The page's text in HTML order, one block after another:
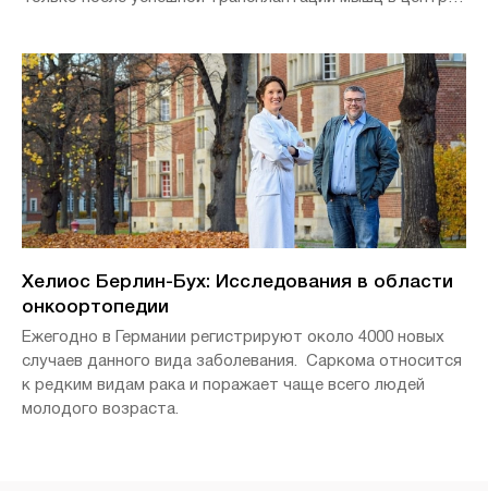
следующим соревнованиям по триатлону. Мы
встретились с ним на интервью.
Хелиос Берлин-Бух: Исследования в области
онкоортопедии
Ежегодно в Германии регистрируют около 4000 новых
случаев данного вида заболевания. Саркома относится
к редким видам рака и поражает чаще всего людей
молодого возраста.